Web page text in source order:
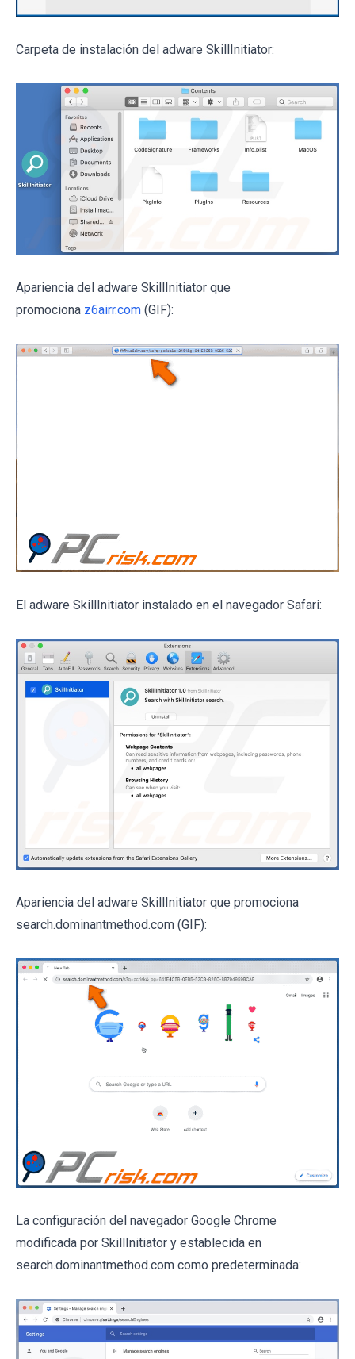
Carpeta de instalación del adware SkillInitiator:
Apariencia del adware SkillInitiator que
promociona z6airr.com (GIF):
El adware SkillInitiator instalado en el navegador Safari:
Apariencia del adware SkillInitiator que promociona
search.dominantmethod.com (GIF):
La configuración del navegador Google Chrome
modificada por SkillInitiator y establecida en
search.dominantmethod.com como predeterminada: